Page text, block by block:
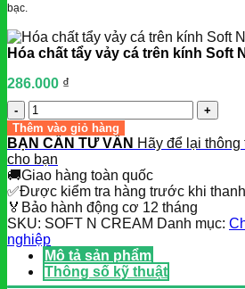
bạc.
Hóa chất tẩy vảy cá trên kính Soft
286.000 ₫
Số
lượng
Thêm vào giỏ hàng
BẠN CẦN TƯ VẤN Hãy để lại
cho bạn
🚚Giao hàng toàn quốc
✅Được kiểm tra hàng trước khi
🏅 Bảo hành động cơ 12 tháng
SKU: SOFT N CREAM Danh mục:
nghiệp
Mô tả sản phẩm
Thông số kỹ thuật